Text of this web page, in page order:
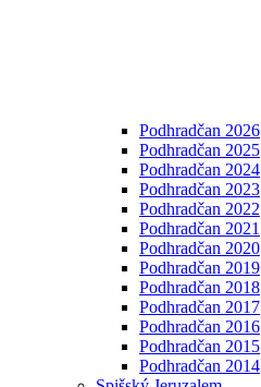
Podhradčan 2026
Podhradčan 2025
Podhradčan 2024
Podhradčan 2023
Podhradčan 2022
Podhradčan 2021
Podhradčan 2020
Podhradčan 2019
Podhradčan 2018
Podhradčan 2017
Podhradčan 2016
Podhradčan 2015
Podhradčan 2014